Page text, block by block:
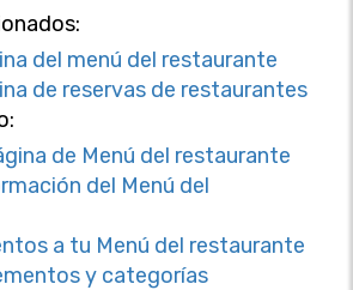
del menú del restaurante
de reservas de restaurantes
de Menú del restaurante
del Menú del
a tu Menú del restaurante
y categorías